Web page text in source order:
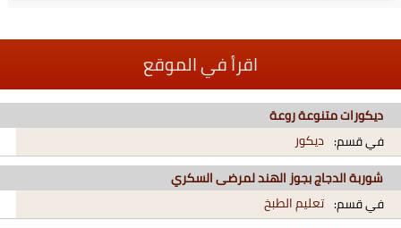
اقرأ في الموقع
ديكورات متنوعة روعة
في قسم: ديكور
شوربة الدجاج بجوز الهند لمرضى السكري
في قسم: تعليم الطبخ